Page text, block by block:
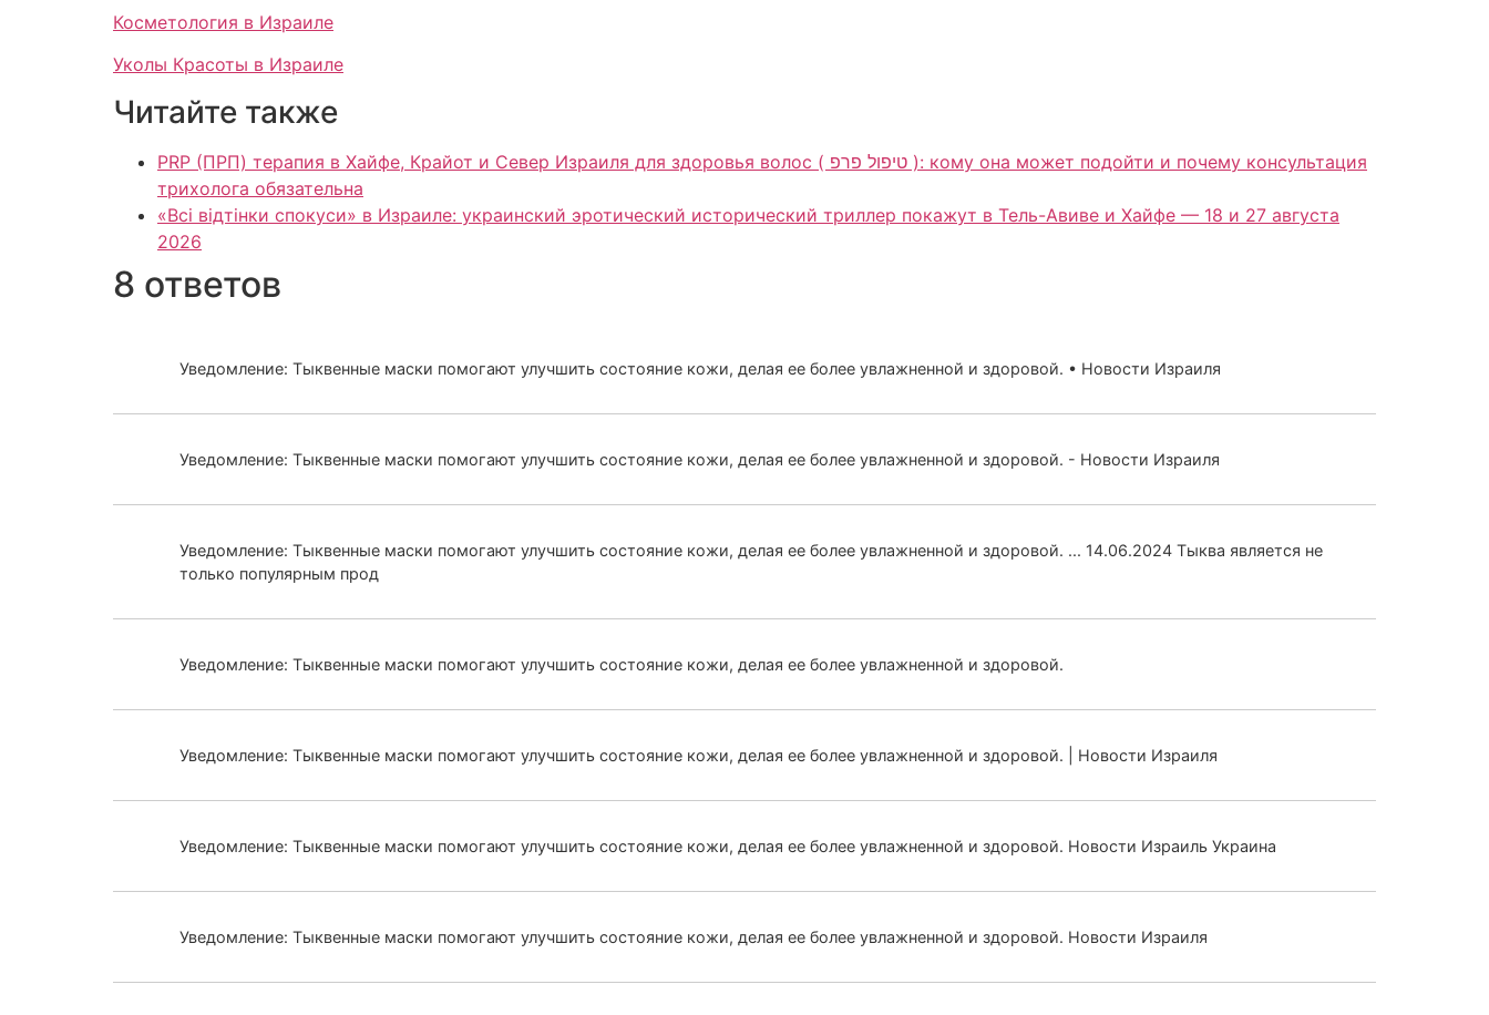
Косметология в Израиле
Уколы Красоты в Израиле
Читайте также
PRP (ПРП) терапия в Хайфе, Крайот и Север Израиля для здоровья волос ( טיפול פרפ ): кому она может подойти и почему консультация
трихолога обязательна
«Всі відтінки спокуси» в Израиле: украинский эротический исторический триллер покажут в Тель-Авиве и Хайфе — 18 и 27 августа
2026
8 ответов
Уведомление: Тыквенные маски помогают улучшить состояние кожи, делая ее более увлажненной и здоровой. • Новости Израиля
Уведомление: Тыквенные маски помогают улучшить состояние кожи, делая ее более увлажненной и здоровой. - Новости Израиля
Уведомление: Тыквенные маски помогают улучшить состояние кожи, делая ее более увлажненной и здоровой. ... 14.06.2024 Тыква является не
только популярным прод
Уведомление: Тыквенные маски помогают улучшить состояние кожи, делая ее более увлажненной и здоровой.
Уведомление: Тыквенные маски помогают улучшить состояние кожи, делая ее более увлажненной и здоровой. | Новости Израиля
Уведомление: Тыквенные маски помогают улучшить состояние кожи, делая ее более увлажненной и здоровой. Новости Израиль Украина
Уведомление: Тыквенные маски помогают улучшить состояние кожи, делая ее более увлажненной и здоровой. Новости Израиля